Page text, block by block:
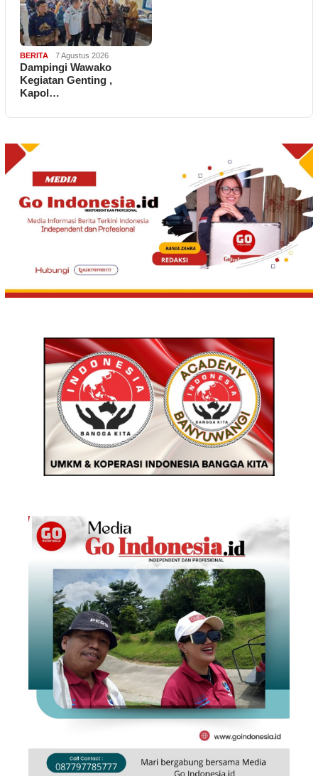
BERITA 7 Agustus 2026
Dampingi Wawako
Kegiatan Genting ,
Kapol…